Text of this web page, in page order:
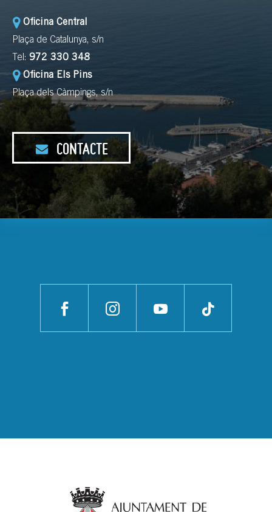
Oficina Central
Plaça de Catalunya, s/n
Tel: 972 330 348
Oficina Els Pins
Plaça dels Càmpings, s/n
CONTACTE